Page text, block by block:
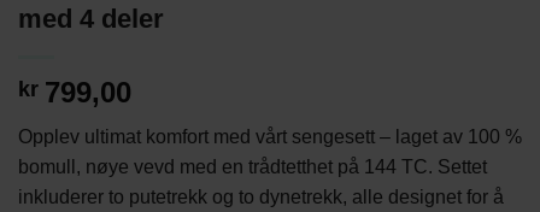
med 4 deler
kr 799,00
Opplev ultimat komfort med vårt sengesett – laget av 100 %
bomull, nøye vevd med en trådtetthet på 144 TC. Settet
inkluderer to putetrekk og to dynetrekk, alle designet for å